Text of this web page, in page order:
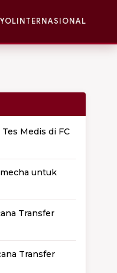
INTERNASIONAL
Medis di FC
untuk
Transfer
Transfer